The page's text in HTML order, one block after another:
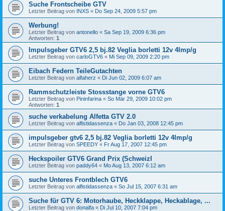
Suche Frontscheibe GTV
Letzter Beitrag von INXS « Do Sep 24, 2009 5:57 pm
Werbung!
Letzter Beitrag von antonello « Sa Sep 19, 2009 6:36 pm
Antworten: 1
Impulsgeber GTV6 2,5 bj.82 Veglia borletti 12v 4Imp/g
Letzter Beitrag von carloGTV6 « Mi Sep 09, 2009 2:20 pm
Eibach Federn TeileGutachten
Letzter Beitrag von alfaherz « Di Jun 02, 2009 6:07 am
Rammschutzleiste Stossstange vorne GTV6
Letzter Beitrag von Pininfarina « So Mär 29, 2009 10:02 pm
Antworten: 1
suche verkabelung Alfetta GTV 2.0
Letzter Beitrag von alfistidassenza « Do Jan 03, 2008 12:45 pm
impulsgeber gtv6 2,5 bj.82 Veglia borletti 12v 4Imp/g
Letzter Beitrag von SPEEDY « Fr Aug 17, 2007 12:45 pm
Heckspoiler GTV6 Grand Prix (SchweizI
Letzter Beitrag von paddy64 « Mo Aug 13, 2007 6:12 am
suche Unteres Frontblech GTV6
Letzter Beitrag von alfistidassenza « So Jul 15, 2007 6:31 am
Suche für GTV 6: Motorhaube, Heckklappe, Heckablage, ...
Letzter Beitrag von donalfa « Di Jul 10, 2007 7:04 pm